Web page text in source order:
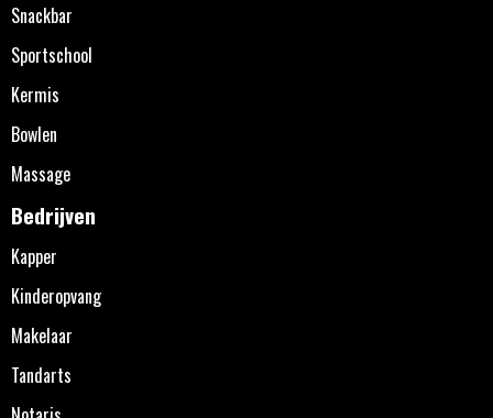
Snackbar
Sportschool
Kermis
Bowlen
Massage
Bedrijven
Kapper
Kinderopvang
Makelaar
Tandarts